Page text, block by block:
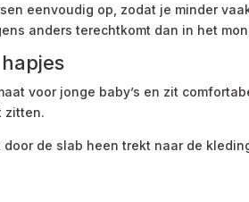
eenvoudig op, zodat je minder
anders terechtkomt dan in het
voor jonge baby’s en zit
zitten.
de slab heen trekt naar de